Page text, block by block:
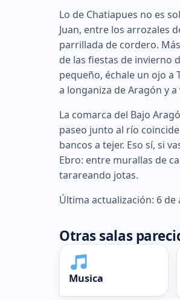
Lo de Chatiapues no es
Juan, entre los arrozales
parrillada de cordero.
de las fiestas de invierno
pequeño, échale un ojo a
a longaniza de Aragón y
La comarca del Bajo
paseo junto al río
bancos a tejer. Eso sí, si
Ebro: entre murallas de
tarareando jotas.
Última actualización: 6 de
Otras salas
Musica